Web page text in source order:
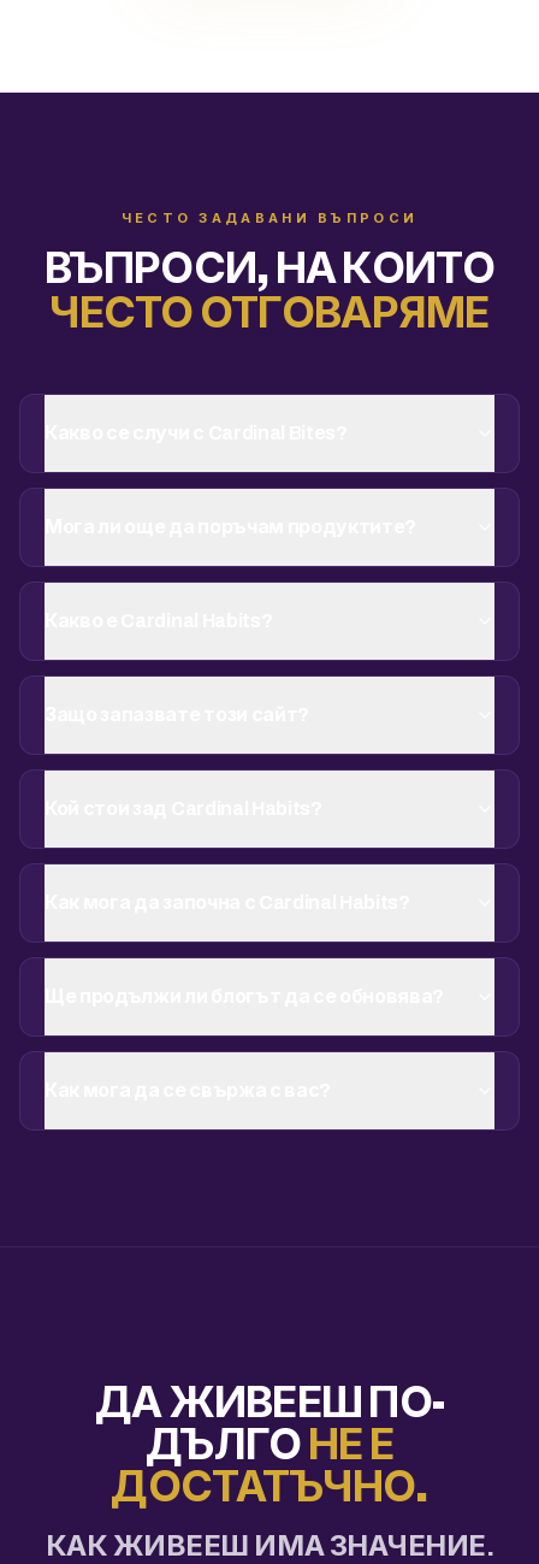
ЧЕСТО ЗАДАВАНИ ВЪПРОСИ
ВЪПРОСИ, НА КОИТО
ЧЕСТО ОТГОВАРЯМЕ
ДА ЖИВЕЕШ ПО-
ДЪЛГО НЕ Е
ДОСТАТЪЧНО.
КАК ЖИВЕЕШ ИМА ЗНАЧЕНИЕ.